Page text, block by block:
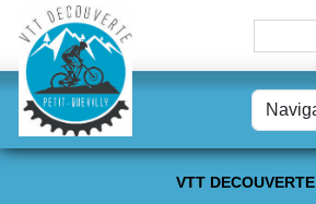
VTT DECOUVERTE
Panneau de gestion des cookies